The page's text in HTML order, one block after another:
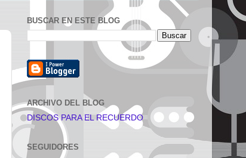
BUSCAR EN ESTE BLOG
ARCHIVO DEL BLOG
DISCOS PARA EL RECUERDO
SEGUIDORES